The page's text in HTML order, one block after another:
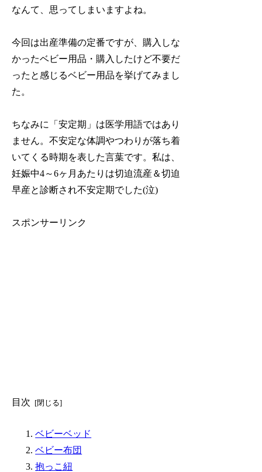
なんて、思ってしまいますよね。
今回は出産準備の定番ですが、購入しな
かったベビー用品・購入したけど不要だ
ったと感じるベビー用品を挙げてみまし
た。
ちなみに「安定期」は医学用語ではあり
ません。不安定な体調やつわりが落ち着
いてくる時期を表した言葉です。私は、
妊娠中4～6ヶ月あたりは切迫流産＆切迫
早産と診断され不安定期でした(泣)
スポンサーリンク
目次
ベビーベッド
ベビー布団
抱っこ紐